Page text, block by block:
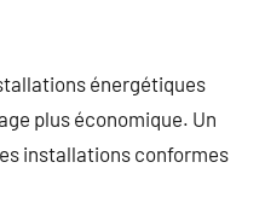
énergétiques
plus économique. Un
installations conformes